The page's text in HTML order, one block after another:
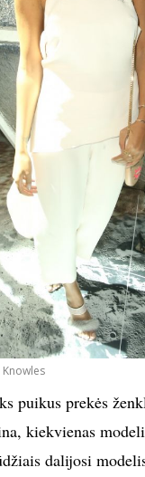
puikus prekės
kiekvienas
dalijosi